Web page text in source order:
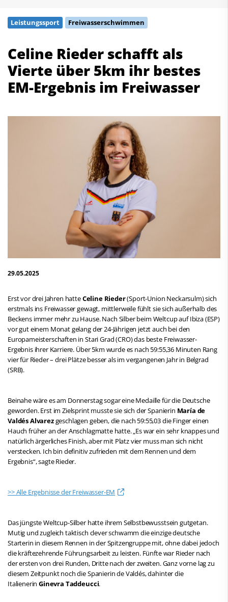
Leistungssport Freiwasserschwimmen
Celine Rieder schafft als
Vierte über 5km ihr bestes
EM-Ergebnis im Freiwasser
29.05.2025
Erst vor drei Jahren hatteCeline Rieder(Sport-Union Neckarsulm) sich
erstmals ins Freiwasser gewagt, mittlerweile fühlt sie sich außerhalb des
Beckens immer mehr zu Hause. Nach Silber beim Weltcup auf Ibiza (ESP)
vor gut einem Monat gelang der 24-Jährigen jetzt auch bei den
Europameisterschaften in Stari Grad (CRO) das beste Freiwasser-
Ergebnis ihrer Karriere. Über 5km wurde es nach 59:55,36 Minuten Rang
vier für Rieder – drei Plätze besser als im vergangenen Jahr in Belgrad
(SRB).
Beinahe wäre es am Donnerstag sogar eine Medaille für die Deutsche
geworden. Erst im Zielsprint musste sie sich der Spanierin María de
Valdés Alvarezgeschlagen geben, die nach 59:55,03 die Finger einen
Hauch früher an der Anschlagmatte hatte. „Es war ein sehr knappes und
natürlich ärgerliches Finish, aber mit Platz vier muss man sich nicht
verstecken. Ich bin definitiv zufrieden mit dem Rennen und dem
Ergebnis“, sagte Rieder.
>> Alle Ergebnisse der Freiwasser-EM
Das jüngste Weltcup-Silber hatte ihrem Selbstbewusstsein gutgetan.
Mutig und zugleich taktisch clever schwamm die einzige deutsche
Starterin in diesem Rennen in der Spitzengruppe mit, ohne dabei jedoch
die kräftezehrende Führungsarbeit zu leisten. Fünfte war Rieder nach
der ersten von drei Runden, Dritte nach der zweiten. Ganz vorne lag zu
diesem Zeitpunkt noch die Spanierin de Valdés, dahinter die
ItalienerinGinevra Taddeucci.
Freiwasserschwimmen
Wasserball
Synchronschwimmen
Masterssport
Deutscher Schwimm-Verband e.V.